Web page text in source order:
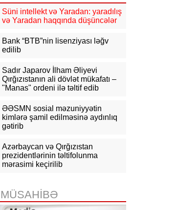
Tramp zəng etdi - Pentaqonda
15:53
əməliyyatlar ən qısa zamanda
dayandırılmalıdır
dən çox şəxsin saxlanıldığı bildirilir
15:26 Kiyevdə Azərbaycan və
15:14 Ceyhun Bayramov Ukraynada
Azərbaycan Xalq Cümhuriyyətinin
Süni intellekt və Yaradan: yaradılış
və Yaradan haqqında düşüncələr
Bank “BTB”nin lisenziyası ləğv
edilib
Sadır Japarov İlham Əliyevi
Qırğızıstanın ali dövlət mükafatı –
"Manas" ordeni ilə təltif edib
ƏƏSMN sosial məzuniyyətin
kimlərə şamil edilməsinə aydınlıq
gətirib
Azərbaycan və Qırğızıstan
prezidentlərinin təltifolunma
mərasimi keçirilib
MÜSAHİBƏ